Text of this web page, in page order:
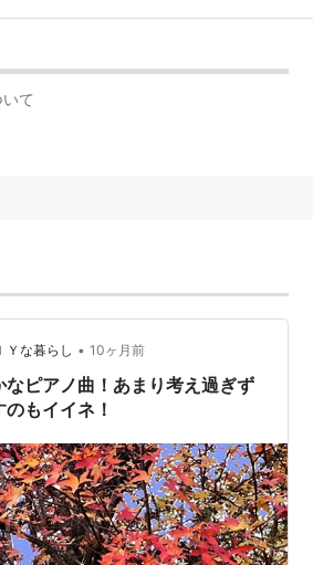
て
Ｙな暮らし • 10ヶ月前
なピアノ曲！あまり考え過ぎず
もイイネ！